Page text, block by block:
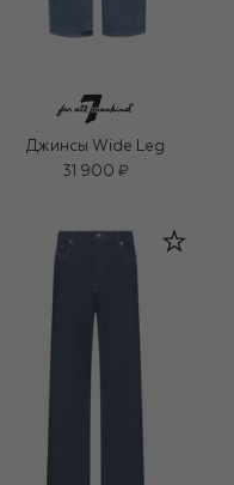
Джинсы Wide Leg
31 900 ₽